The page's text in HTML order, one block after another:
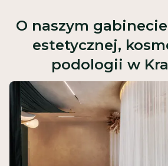
O naszym
estetycznej,
podologii w